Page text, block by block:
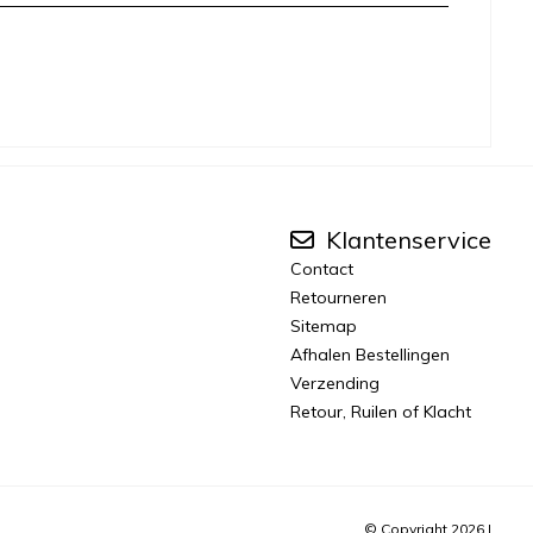
Klantenservice
Contact
Retourneren
Sitemap
Afhalen Bestellingen
Verzending
Retour, Ruilen of Klacht
© Copyright 2026 |